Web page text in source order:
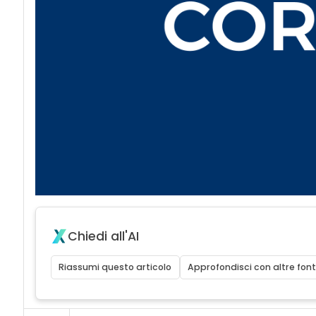
Chiedi all'AI
Riassumi questo articolo Approfondisci con altre